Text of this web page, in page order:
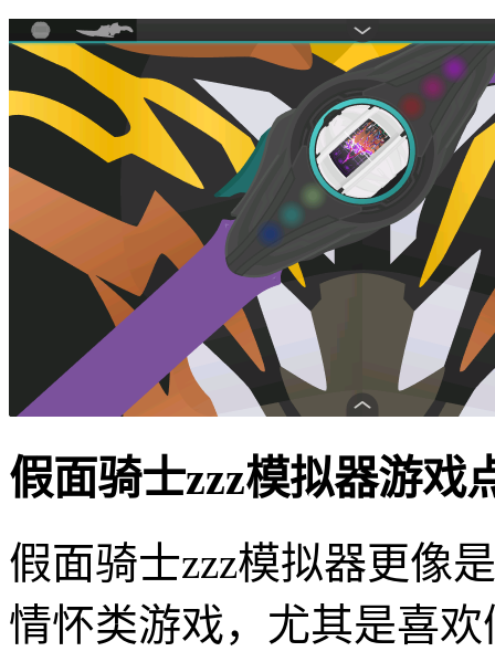
假面骑士zzz模拟器游戏
假面骑士zzz模拟器更像
情怀类游戏，尤其是喜